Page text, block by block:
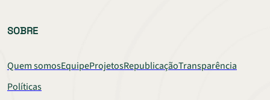
SOBRE
Quem somosEquipeProjetosRepublicaçãoTransparência
Políticas